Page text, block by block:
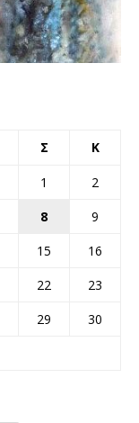
Σ Κ
1
2
8
9
15
16
22
23
29
30